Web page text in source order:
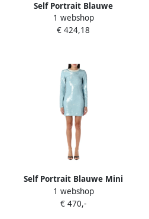
Self Portrait Blauwe
Elastische Viscose Jurk
Ongevoerd Stijl Blue Dames
1 webshop
€ 424,18
Self Portrait Blauwe Mini
Paillettenjurk met Parel
Details Blue Dames
1 webshop
€ 470,-